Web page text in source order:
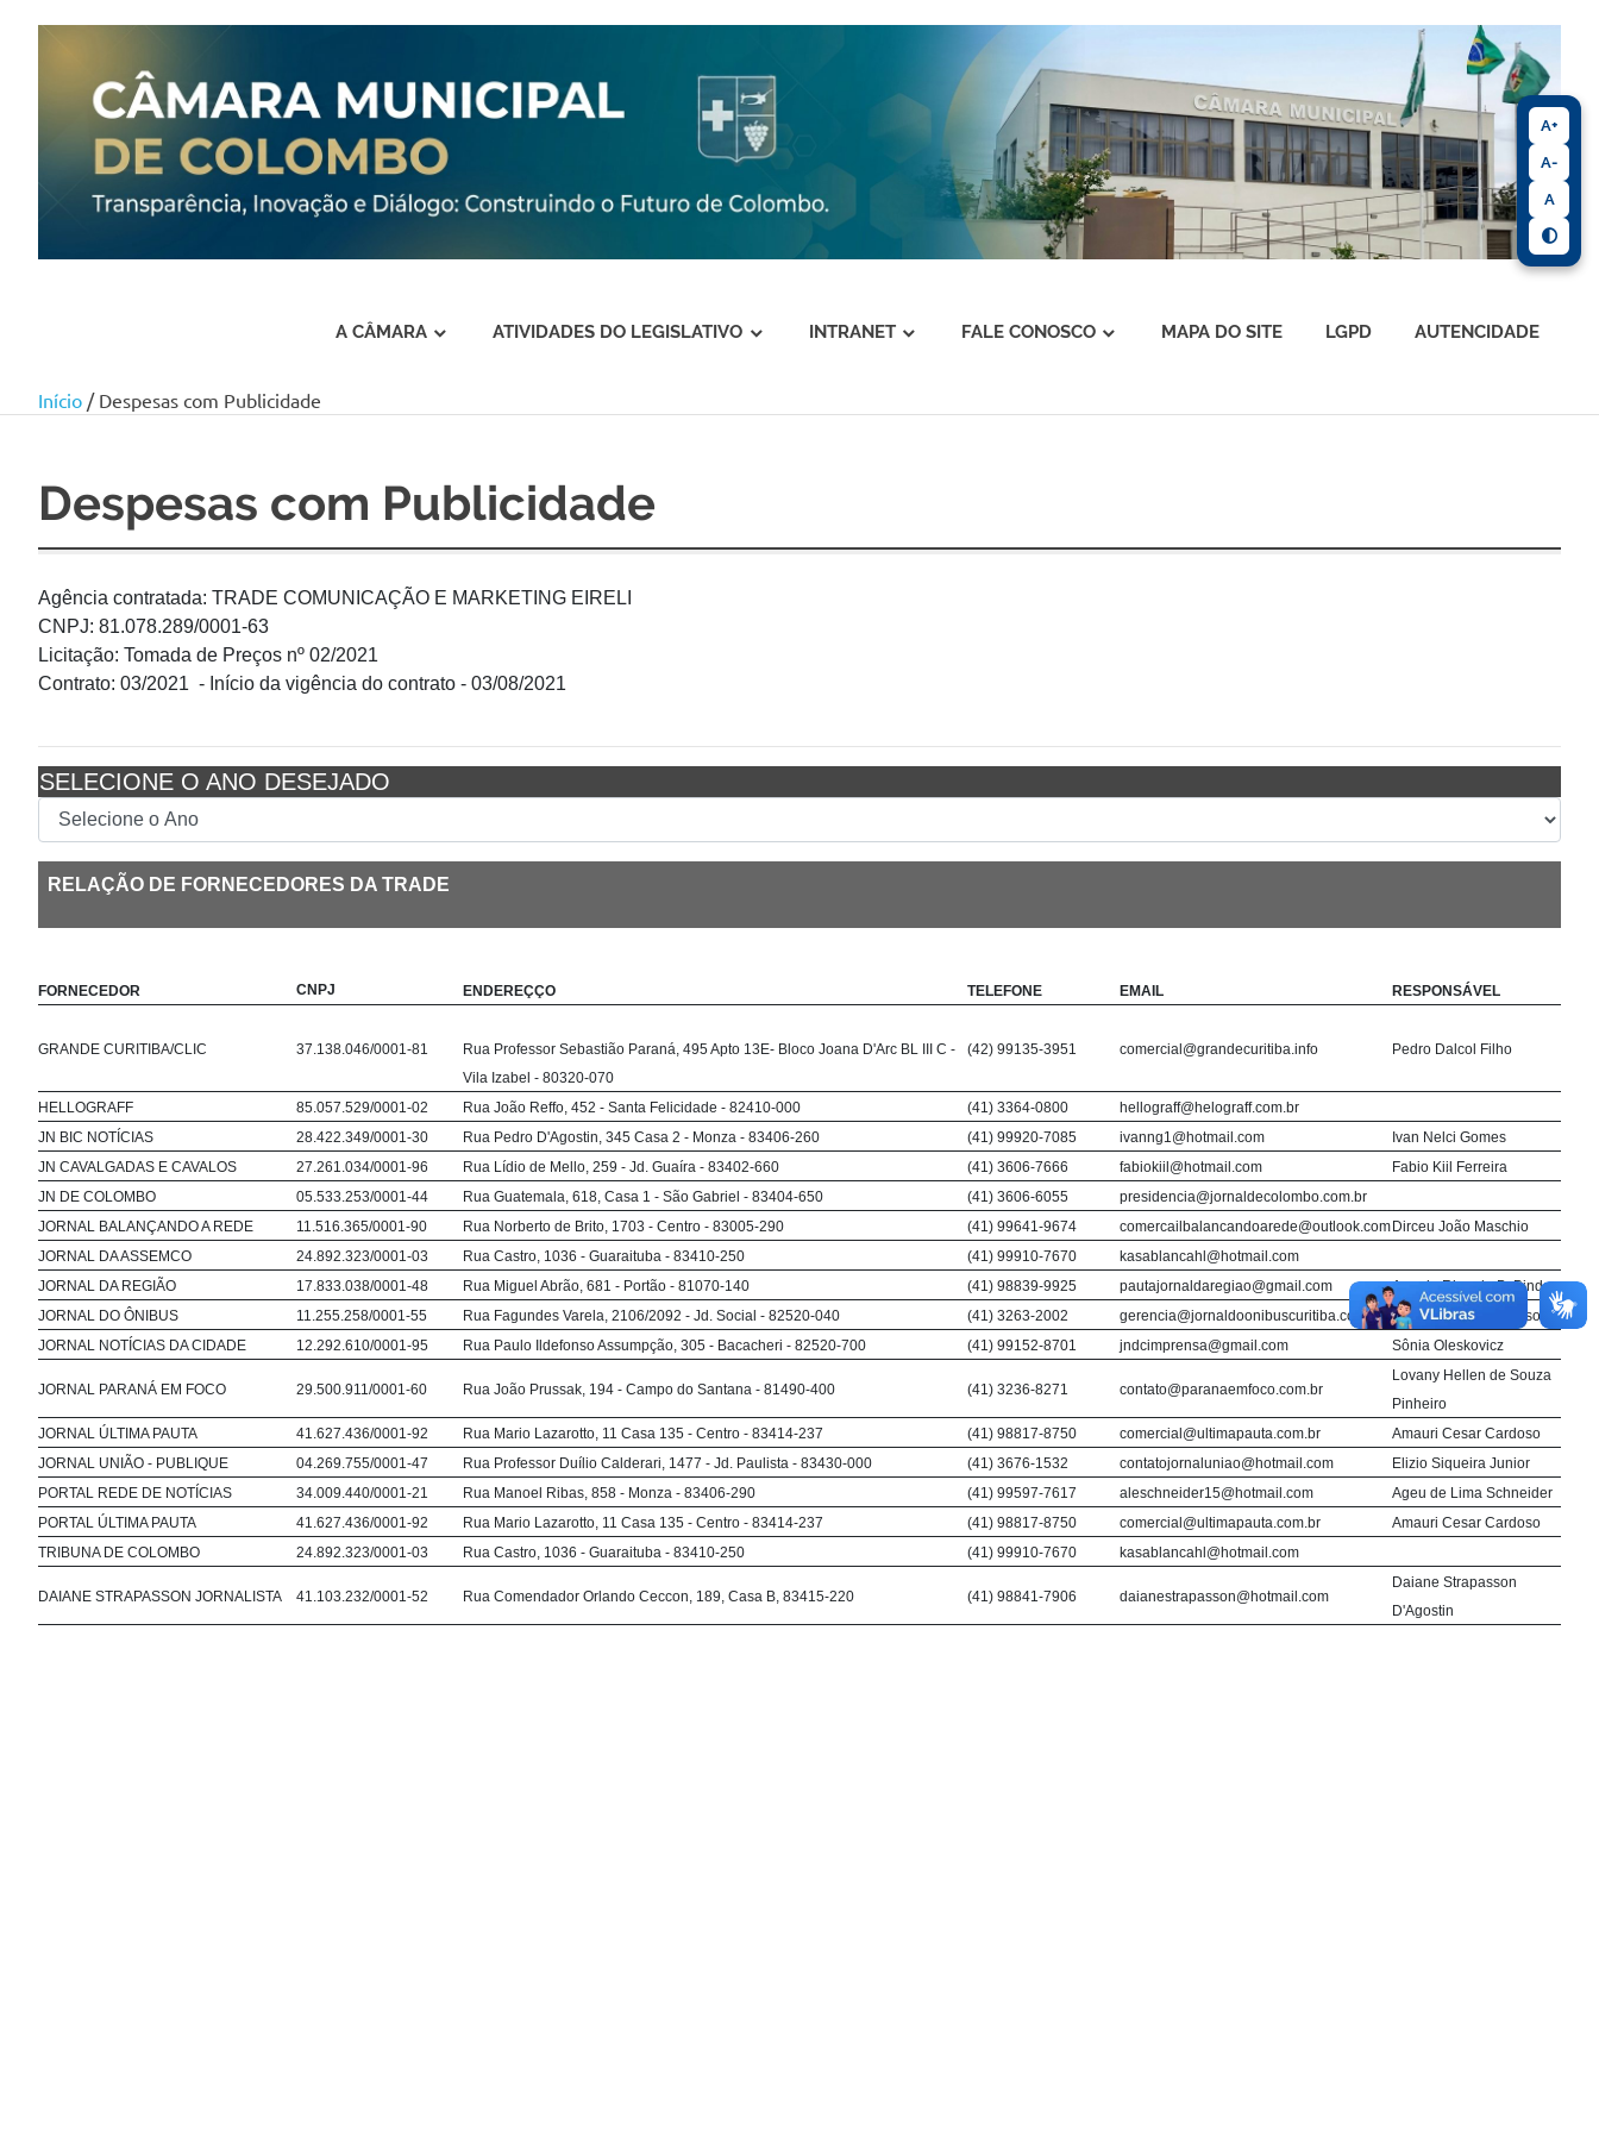
content
A CÂMARA ATIVIDADES DO LEGISLATIVO INTRANET FALE CONOSCO MAPA DO SITE LGPD AUTENCIDADE
Início / Despesas com Publicidade
Despesas com Publicidade
A+
A-
A